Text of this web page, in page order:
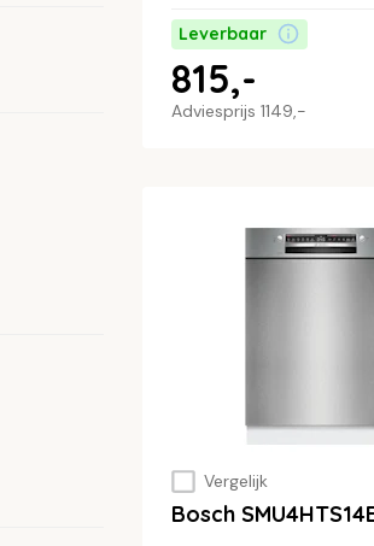
Leverbaar
Adviesprijs 1149,-
815,-
Vergelijk
Bosch